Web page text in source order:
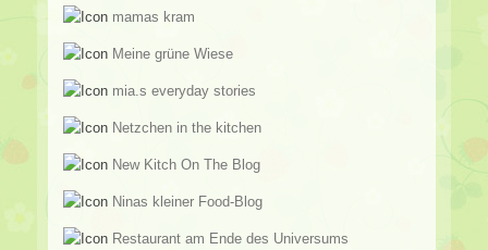
mamas kram
Meine grüne Wiese
mia.s everyday stories
Netzchen in the kitchen
New Kitch On The Blog
Ninas kleiner Food-Blog
Restaurant am Ende des Universums